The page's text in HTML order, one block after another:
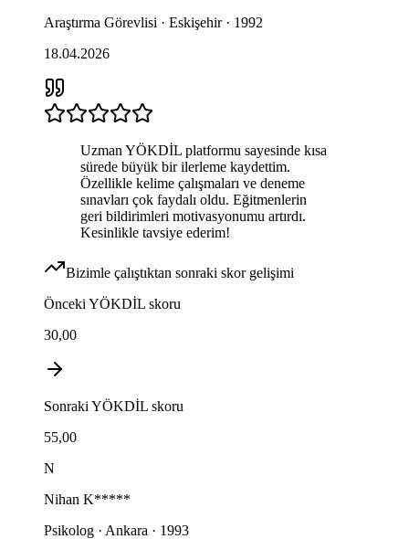
Araştırma Görevlisi · Eskişehir · 1992
18.04.2026
Uzman YÖKDİL platformu sayesinde kısa
sürede büyük bir ilerleme kaydettim.
Özellikle kelime çalışmaları ve deneme
sınavları çok faydalı oldu. Eğitmenlerin
geri bildirimleri motivasyonumu artırdı.
Kesinlikle tavsiye ederim!
Bizimle çalıştıktan sonraki skor gelişimi
Önceki YÖKDİL skoru
30,00
Sonraki YÖKDİL skoru
55,00
N
Nihan K*****
Psikolog · Ankara · 1993